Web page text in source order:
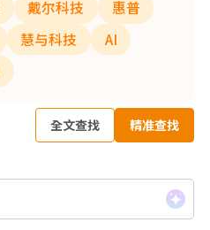
戴尔科技
惠普
慧与科技
AI
全文查找 精准查找